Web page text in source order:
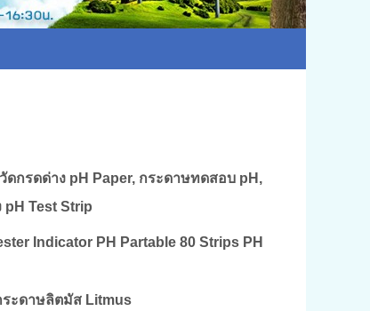
วัดกรดด่าง pH Paper, กระดาษทดสอบ pH,
Test Strip
Indicator PH Partable 80 Strips PH
ะดาษลิตมัส Litmus